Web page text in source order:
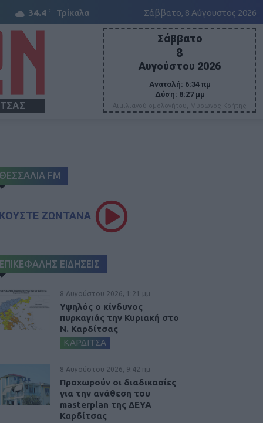
34.4 C Τρίκαλα Σάββατο, 8 Αύγουστος 2026
Σάββατο
8
Αυγούστου 2026
Ανατολή: 6:34 πμ
Δύση: 8:27 μμ
Αιμιλιανού ομολογήτου, Μύρωνος Κρήτης
ΘΕΣΣΑΛΙΑ FM
ΖΩΝΤΑΝΑ
ΕΠΙΚΕΦΑΛΗΣ ΕΙΔΗΣΕΙΣ
8 Αυγούστου 2026, 1:21 μμ
Υψηλός ο κίνδυνος
πυρκαγιάς την Κυριακή στο
Ν. Καρδίτσας
ΚΑΡΔΙΤΣΑ
8 Αυγούστου 2026, 9:42 πμ
Προχωρούν οι διαδικασίες
για την ανάθεση του
masterplan της ΔΕΥΑ
Καρδίτσας